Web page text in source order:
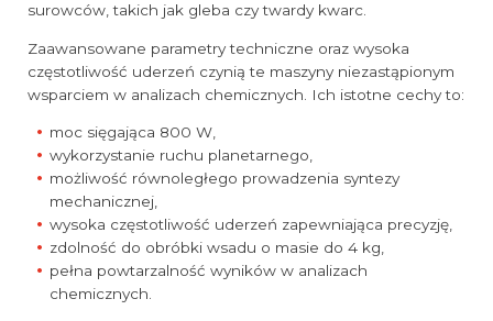
surowców, takich jak gleba czy twardy kwarc.
Zaawansowane parametry techniczne oraz wysoka
częstotliwość uderzeń czynią te maszyny niezastąpionym
wsparciem w analizach chemicznych. Ich istotne cechy to:
moc sięgająca 800 W,
wykorzystanie ruchu planetarnego,
możliwość równoległego prowadzenia syntezy
mechanicznej,
wysoka częstotliwość uderzeń zapewniająca precyzję,
zdolność do obróbki wsadu o masie do 4 kg,
pełna powtarzalność wyników w analizach
chemicznych.